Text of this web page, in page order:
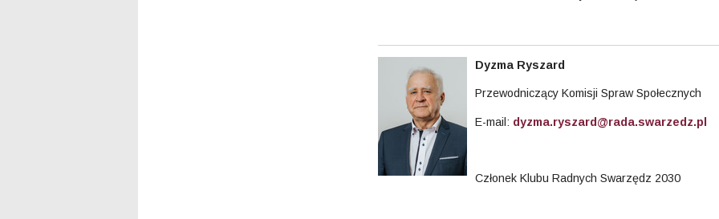
Dyzma Ryszard
Przewodniczący Komisji Spraw Społecznych
E-mail: dyzma.ryszard@rada.swarzedz.pl
Członek Klubu Radnych Swarzędz 2030